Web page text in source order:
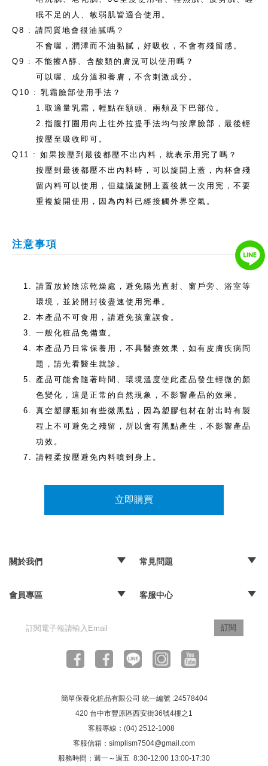
眠不足的人、敏弱肌皆適合使用。
Q8 : 請問質地會很油膩嗎？
不會喔，潤澤而不油黏膩，好吸收，不會有殘留感。
Q9 : 不能擦A醇、含酸類的膚況可以使用嗎？
可以喔、成分溫和養膚，不含刺激成分。
Q10 : 乳霜臉部使用手法？
1.取適量乳霜，輕點在額頭、兩頰及下巴部位。
2.指腹打圈用向上往外拉提手法均勻按摩臉部，最後輕
按壓至吸收即可。
Q11 : 如果按壓到最後都壓不出內料，就表示用完了嗎？
按壓到最後都壓不出內料時，可以旋開上蓋，內杯會殘
留內料可以使用，但建議旋開上蓋後就一次用完，不要
重複旋開使用，因為內料已經接觸外界空氣。
注意事項
請置放於陰涼乾燥處，避免陽光直射、窗戶旁、浴室等
環境，並於開封後盡速使用完畢。
本產品不可食用，請避免孩童誤食。
一般化粧品免備查。
本產品乃日常保養用，不具醫療效果，如有皮膚疾病問
題，請先看醫生就診。
產品可能會隨著時間、環境溫度使此產品發生輕微的顏
色變化，這是正常的自然現象，不影響產品的效果。
真空塑膠瓶如有些微黑點，因為塑膠包材在射出時有製
程上不可避免之殘留，所以會有黑點產生，不影響產品
功效。
請輕柔按壓避免內料噴到身上。
立即購買
關於我們 常見問題
會員專區
客服中心
訂閱
簡單保養化粧品有限公司 統一編號 :24578404
420 台中市豐原區西安街36號4樓之1
客服專線：(04) 2512-1008
客服信箱： simplism7504@gmail.com
服務時間：週一～週五 8:30-12:00 13:00-17:30